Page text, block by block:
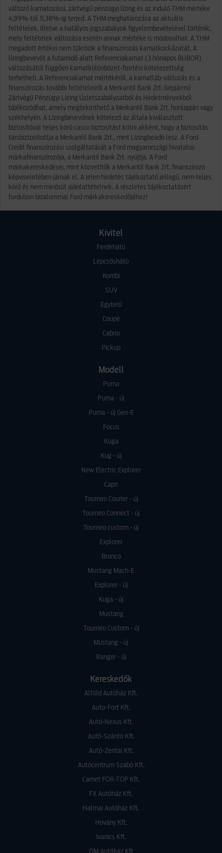
változó kamatozású, zártvégű pénzügyi lízing és az induló THM mértéke
4,99%-tól 11,38%-ig terjed. A THM meghatározása az aktuális
feltételek, illetve a hatályos jogszabályok figyelembevételével történik,
mely feltételek változása esetén annak mértéke is módosulhat. A THM
megadott értékei nem tükrözik a finanszírozás kamatkockázatát. A
lízingbevevőt a futamidő alatt Referenciakamat (3 hónapos BUBOR)
változásától függően kamatkülönbözet-fizetési kötelezettség
terhelheti. A Referenciakamat mértékéről, a kamatláb-változás és a
finanszírozás további feltételeiről a Merkantil Bank Zrt. Gépjármű
Zártvégű Pénzügyi Lízing Üzletszabályzatból és Hirdetményekből
tájékozódhat, amely megtekinthető a Merkantil Bank Zrt. honlapján vagy
székhelyén. A Lízingbevevőnek kötelező az általa kiválasztott
biztosítóval teljes körű casco biztosítást kötni akként, hogy a biztosítás
társbiztosítottja a Merkantil Bank Zrt., mint Lízingbeadó lesz. A Ford
Credit finanszírozási szolgáltatását a Ford magyarországi hivatalos
márkafinanszírozója, a Merkantil Bank Zrt. nyújtja. A Ford
márkakereskedései, mint közvetítők a Merkantil Bank Zrt. finanszírozó
képviseletében járnak el. A jelen hirdetés tájékoztató jellegű, nem teljes
körű és nem minősül ajánlattételnek. A részletes tájékoztatásért
forduljon bizalommal Ford márkakereskedőjéhez!
Kivitel
Ferdehátú
Lépcsőshátú
Kombi
SUV
Egyterű
Coupé
Cabrio
Pickup
Modell
Puma
Puma - új
Puma - új Gen-E
Focus
Kuga
Kug - új
New Electric Explorer
Capri
Tourneo Courier - új
Tourneo Connect - új
Tourneo custom - új
Explorer
Bronco
Mustang Mach-E
Explorer - új
Kuga - új
Mustang
Tourneo Custom - új
Mustang - új
Ranger - új
Kereskedők
Alföld Autóház Kft.
Auto-Fort Kft.
Autó-Nexus Kft.
Autó-Szántó Kft.
Autó-Zentai Kft.
Autócentrum Szabó Kft.
Carnet FOR-TOP Kft.
FX Autóház Kft.
Halmai Autóház Kft.
Hovány Kft.
Ivanics Kft.
OM Autóház Kft